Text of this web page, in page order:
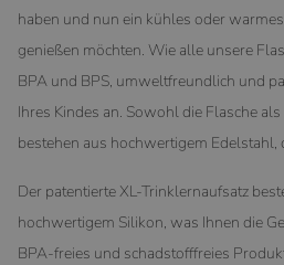
haben und nun ein kühles oder
genießen möchten. Wie alle unsere
BPA und BPS, umweltfreundlich und
Ihres Kindes an. Sowohl die Flasche
bestehen aus hochwertigem Edelstahl,
Der patentierte XL-Trinklernaufsatz
hochwertigem Silikon, was Ihnen die
BPA-freies und schadstofffreies